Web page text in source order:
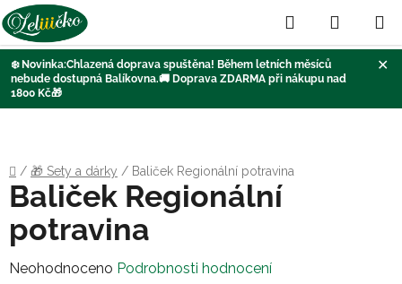
❄️ Novinka:Chlazená doprava spuštěna! Během letních měsíců
nebude dostupná Balíkovna.🚚 Doprava ZDARMA při nákupu nad
1800 Kč🎁
✕
Hledat
KOŠÍK
Domů
/ 🎁 Sety a dárky / Baliček Regionální potravina
Baliček Regionální
potravina
Průměrné
Neohodnoceno Podrobnosti hodnocení